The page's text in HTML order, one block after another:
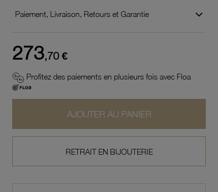
Paiement, Livraison, Retours et Garantie
273,70 €
Profitez des paiements en plusieurs fois avec Floa
AJOUTER AU PANIER
RETRAIT EN BIJOUTERIE